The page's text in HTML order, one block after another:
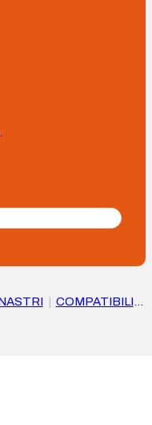
COMPATIBILI